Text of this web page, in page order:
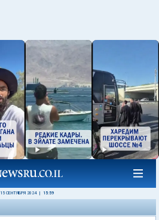
15 СЕНТЯБРЯ 2024 15:59